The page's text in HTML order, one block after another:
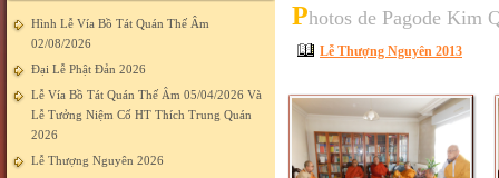
Hình Lễ Vía Bồ Tát Quán Thế Âm
02/08/2026
Đại Lễ Phật Đản 2026
Lễ Vía Bồ Tát Quán Thế Âm 05/04/2026 Và
Lễ Tưởng Niệm Cố HT Thích Trung Quán
2026
Lễ Thượng Nguyên 2026
Photos de Pagode Kim
Lễ Thượng Nguyên 2013